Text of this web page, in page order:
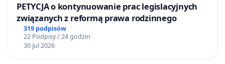
PETYCJA o kontynuowanie prac legislacyjnych
związanych z reformą prawa rodzinnego
319 podpisów
22 Podpisy / 24 godzin
30 Jul 2026